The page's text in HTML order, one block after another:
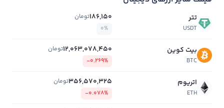
تتر
USDT
186,150تومان
0%
بیت کوین
BTC
12,063,078,450تومان
-0.269%
اتریوم
ETH
356,570,325تومان
-0.078%